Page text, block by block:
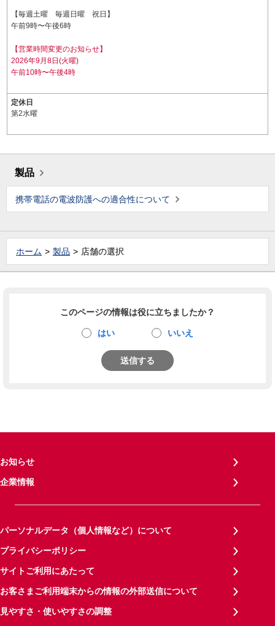
【毎週土曜 毎週日曜 祝日】
午前9時〜午後6時
【営業時間変更のお知らせ】
2026年9月8日(火曜)
午前10時〜午後4時
定休日
第2水曜
製品
携帯電話の電波防護への適合性について
ホーム 製品 店舗の選択
このページの情報は役に立ちましたか？
はい いいえ
送信する
お知らせ
企業情報
パーソナルデータ（個人情報など）について
プライバシーポリシー
サイトご利用にあたって
お客さまご利用端末からの情報の外部送信について
見やすさ・使いやすさの調整